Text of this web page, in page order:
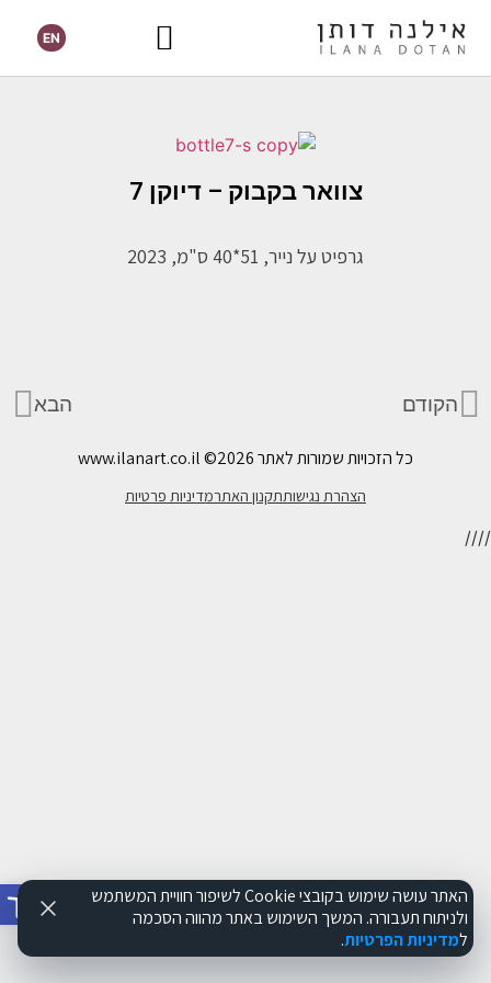
פתח
EN
הקודם הבא
צוואר בקבוק – דיוקן 7
גרפיט על נייר, 51*40 ס"מ, 2023
כל הזכויות שמורות לאתר www.ilanart.co.il©2026
הצהרת נגישותתקנון האתרמדיניות פרטיות
//
//
האתר עושה שימוש בקובצי Cookie לשיפור חוויית המשתמש
ולניתוח תעבורה. המשך השימוש באתר מהווה הסכמה
למדיניות הפרטיות.